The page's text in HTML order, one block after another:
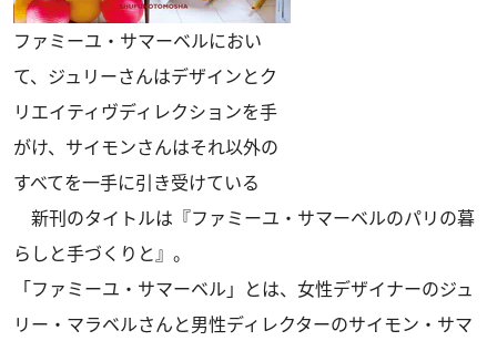
ファミーユ・サマーベルにおい
て、ジュリーさんはデザインとク
リエイティヴディレクションを手
がけ、サイモンさんはそれ以外の
すべてを一手に引き受けている
新刊のタイトルは『ファミーユ・サマーベルのパリの暮
らしと手づくりと』。
「ファミーユ・サマーベル」とは、女性デザイナーのジュ
リー・マラベルさんと男性ディレクターのサイモン・サマ